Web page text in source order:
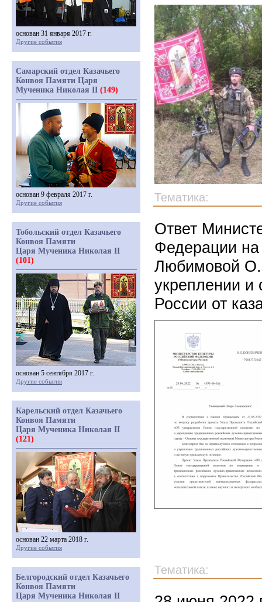
Тематика:
Ответ
Федерации на
Любимовой
укреплении и
России от
Тематика:
основан 31 января 2017 г.
Другие события
Самарский отдел Казачьего
Конвоя Памяти Царя
Мученика Николая II (149)
основан 9 февраля 2017 г.
Другие события
Тобольский отдел Казачьего
Конвоя Памяти
Царя Мученика Николая II
(101)
основан 5 сентября 2017 г.
Другие события
Карельский отдел Казачьего
Конвоя Памяти
Царя Мученика Николая II
(121)
основан 22 марта 2018 г.
Другие события
Белгородский отдел Казачьего
Конвоя Памяти
Царя Мученика Николая II